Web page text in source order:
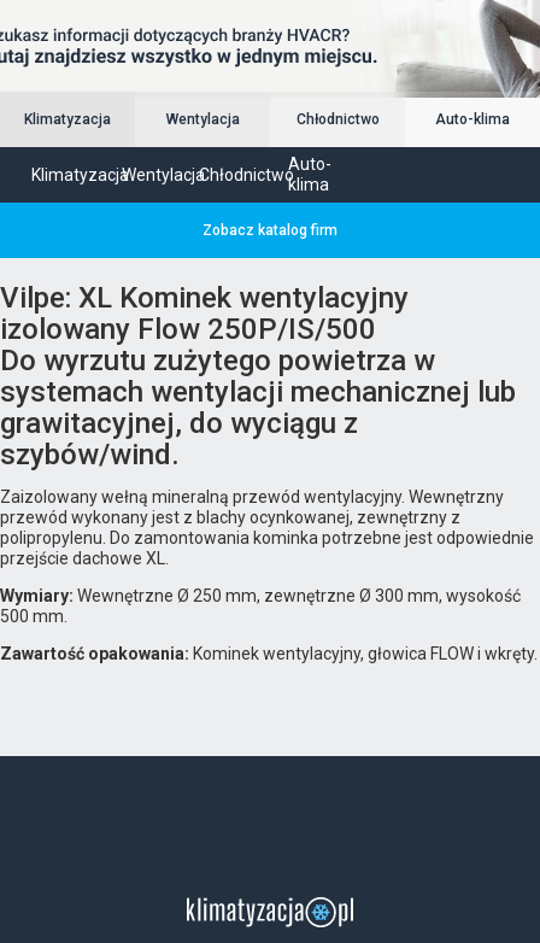
Klimatyzacja Wentylacja Chłodnictwo Auto-klima
KlimatyzacjaWentylacjaChłodnictwo
Auto-
klima
Zobacz katalog firm
Vilpe: XL Kominek wentylacyjny
izolowany Flow 250P/IS/500
Do wyrzutu zużytego powietrza w
systemach wentylacji mechanicznej lub
grawitacyjnej, do wyciągu z
szybów/wind.
Zaizolowany wełną mineralną przewód wentylacyjny. Wewnętrzny
przewód wykonany jest z blachy ocynkowanej, zewnętrzny z
polipropylenu. Do zamontowania kominka potrzebne jest odpowiednie
przejście dachowe XL.
Wymiary: Wewnętrzne Ø 250 mm, zewnętrzne Ø 300 mm, wysokość
500 mm.
Zawartość opakowania: Kominek wentylacyjny, głowica FLOW i wkręty.